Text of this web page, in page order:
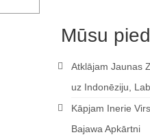
Mūsu
Atklājam Jaunas
uz Indonēziju,
Kāpjam Inerie
Bajawa Apkārtni